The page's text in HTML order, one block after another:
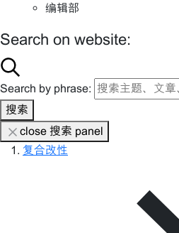
编辑部
Search on website:
Search by phrase:
搜索
close 搜索 panel
复合改性